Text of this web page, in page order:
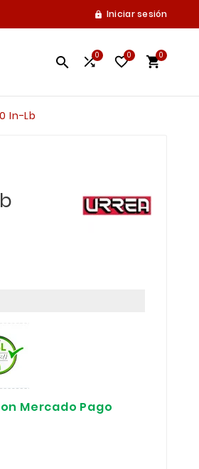
 Iniciar sesión
 0 0 0
In-Lb
Mercado Pago